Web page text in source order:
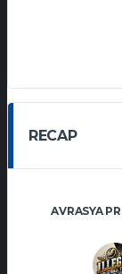
RECAP
AVRASYA